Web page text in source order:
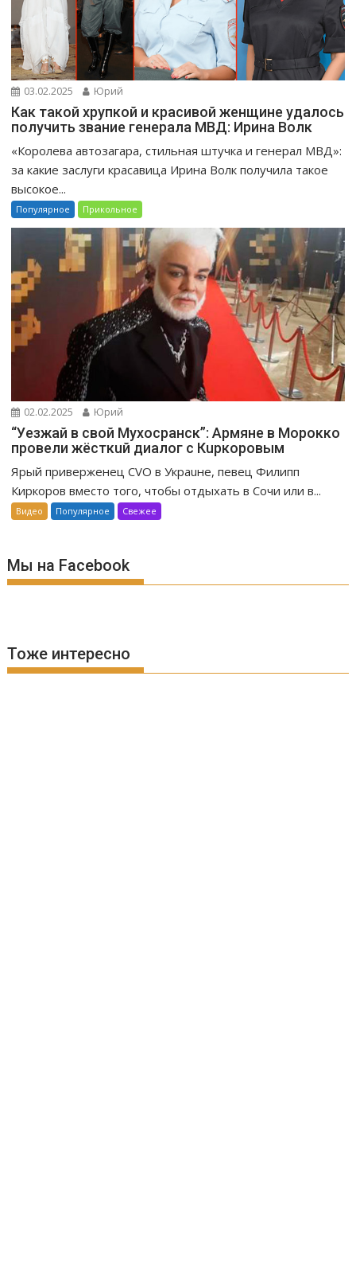
03.02.2025 Юрий
Как такой хрупкой и красивой женщине удалось
получить звание генерала МВД: Ирина Волк
«Королева автозагара, стильная штучка и генерал МВД»:
за какие заслуги красавица Ирина Волк получила такое
высокое...
Популярное Прикольное
02.02.2025 Юрий
“Уeзжaй в свoй Мухоcpaнск”: Apмяне в Mopoккo
провели жёсткuй диалог с Кuркоровым
Ярый приверженец CVO в Украuне, певец Филипп
Киркоров вместо того, чтобы отдыхать в Сочи или в...
Видео Популярное Свежее
Мы на Facebook
Тоже интересно